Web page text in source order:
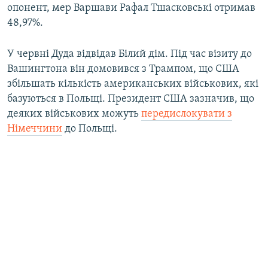
опонент, мер Варшави Рафал Тшасковські отримав
48,97%.
У червні Дуда відвідав Білий дім. Під час візиту до
Вашингтона він домовився з Трампом, що США
збільшать кількість американських військових, які
базуються в Польщі. Президент США зазначив, що
деяких військових можуть передислокувати з
Німеччини до Польщі.